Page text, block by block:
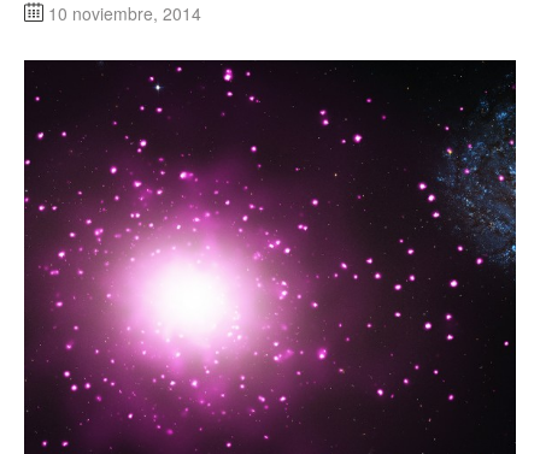
10 noviembre, 2014